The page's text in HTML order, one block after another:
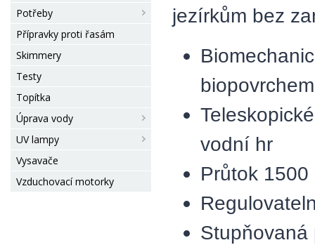
Potřeby
Přípravky proti řasám
Skimmery
Testy
Topítka
Úprava vody
UV lampy
Vysavače
Vzduchovací motorky
jezírkům bez
vodní hr
Průtok 1500
Stupňovaná